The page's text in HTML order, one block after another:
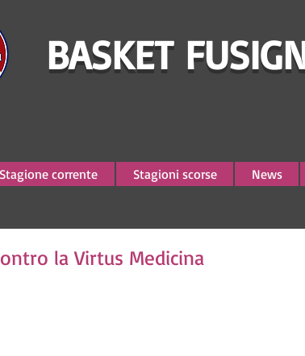
BASKET
Stagione corrente Stagioni scorse News
la Virtus Medicina